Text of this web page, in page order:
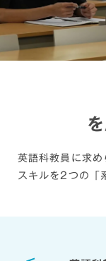
英語科教員に求め
スキルを2つの「
教員
教育
埼玉県、
石川県、
鹿児島県
教員など
※過去５年
Q1
現在取
は？
を英語で議
を計画し実践
う、試行錯誤
の対策にも
ALL
で授業
ます！
英語科教員に
思考力を身
を尊重し受け
す。専門科目